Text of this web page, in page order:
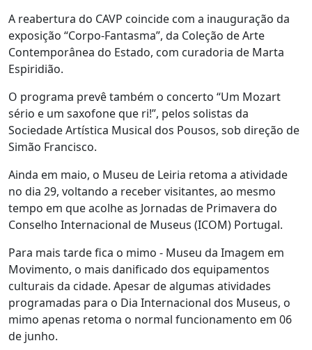
A reabertura do CAVP coincide com a inauguração da
exposição “Corpo-Fantasma”, da Coleção de Arte
Contemporânea do Estado, com curadoria de Marta
Espiridião.
O programa prevê também o concerto “Um Mozart
sério e um saxofone que ri!”, pelos solistas da
Sociedade Artística Musical dos Pousos, sob direção de
Simão Francisco.
Ainda em maio, o Museu de Leiria retoma a atividade
no dia 29, voltando a receber visitantes, ao mesmo
tempo em que acolhe as Jornadas de Primavera do
Conselho Internacional de Museus (ICOM) Portugal.
Para mais tarde fica o mimo - Museu da Imagem em
Movimento, o mais danificado dos equipamentos
culturais da cidade. Apesar de algumas atividades
programadas para o Dia Internacional dos Museus, o
mimo apenas retoma o normal funcionamento em 06
de junho.